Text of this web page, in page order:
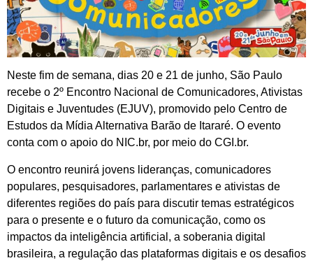
Neste fim de semana, dias 20 e 21 de junho, São Paulo
recebe o 2º Encontro Nacional de Comunicadores, Ativistas
Digitais e Juventudes (EJUV), promovido pelo Centro de
Estudos da Mídia Alternativa Barão de Itararé. O evento
conta com o apoio do NIC.br, por meio do CGI.br.
O encontro reunirá jovens lideranças, comunicadores
populares, pesquisadores, parlamentares e ativistas de
diferentes regiões do país para discutir temas estratégicos
para o presente e o futuro da comunicação, como os
impactos da inteligência artificial, a soberania digital
brasileira, a regulação das plataformas digitais e os desafios